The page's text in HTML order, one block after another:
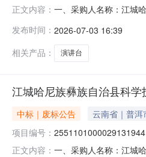
正文内容： 一、采购人名称：江城
九、联系方式1、采购
系人：监督投诉电话：传
发布时间： 2026-07-03 16:39
相关产品：
演讲台
江城哈尼族彝族自治县科
中标｜废标公告 云南省｜普
项目编号： 2551101000029131944
正文内容： 一、采购人名称：江城